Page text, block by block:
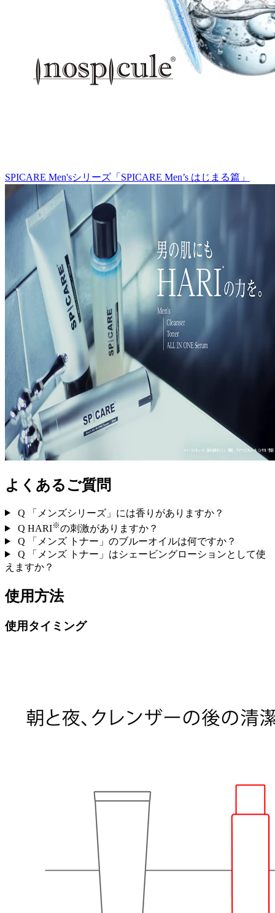
SPICARE Men'sシリーズ「SPICARE Men’s はじまる篇」
よくあるご質問
Q
「メンズシリーズ」には香りがありますか？
Q HARI※の刺激がありますか？
Q
「メンズ トナー」のブルーオイルは何ですか？
Q
「メンズ トナー」はシェービングローションとして使
えますか？
使用方法
使用タイミング